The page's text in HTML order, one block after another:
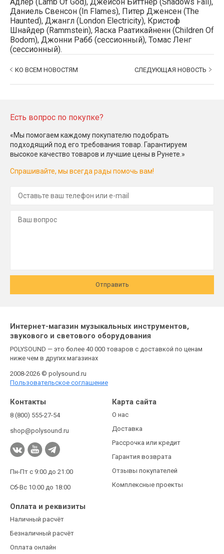
Даниель Свенсон (In Flames), Питер Дженсен (The
Haunted), Джангл (London Electricity), Кристоф
Шнайдер (Rammstein), Яаска Раатикайненн (Children Of
Bodom), Джонни Рабб (сессионный), Томас Ленг
(сессионный).
КО ВСЕМ НОВОСТЯМ СЛЕДУЮЩАЯ НОВОСТЬ
Есть вопрос по покупке?
«Мы помогаем каждому покупателю подобрать
подходящий под его требования товар. Гарантируем
высокое качество товаров и лучшие цены в Рунете.»
Спрашивайте, мы всегда рады помочь вам!
Отправить
Интернет-магазин музыкальных инструментов,
звукового и светового оборудования
POLYSOUND — это более 40 000 товаров с доставкой по ценам
ниже чем в других магазинах
2008-2026 © polysound.ru
Пользовательское соглашение
Контакты
8 (800) 555-27-54
shop@polysound.ru
Пн-Пт с 9:00 до 21:00
Сб-Вс 10:00 до 18:00
Карта сайта
О нас
Доставка
Рассрочка или кредит
Гарантия возврата
Отзывы покупателей
Комплексные проекты
Оплата и реквизиты
Наличный расчёт
Безналичный расчёт
Оплата онлайн